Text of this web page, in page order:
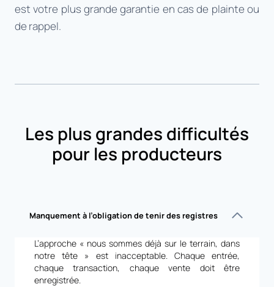
est votre plus grande garantie en cas de plainte ou
de rappel.
Les plus grandes difficultés
pour les producteurs
Manquement à l’obligation de tenir des registres
L’approche « nous sommes déjà sur le terrain, dans
notre tête » est inacceptable. Chaque entrée,
chaque transaction, chaque vente doit être
enregistrée.